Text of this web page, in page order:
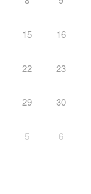
15 16
22 23
29 30
5 6